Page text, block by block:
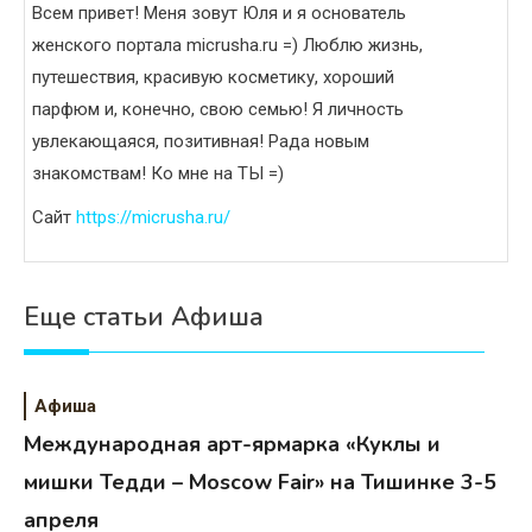
Всем привет! Меня зовут Юля и я основатель
женского портала micrusha.ru =) Люблю жизнь,
путешествия, красивую косметику, хороший
парфюм и, конечно, свою семью! Я личность
увлекающаяся, позитивная! Рада новым
знакомствам! Ко мне на ТЫ =)
Сайт https://micrusha.ru/
Еще статьи Афиша
Афиша
Международная арт-ярмарка «Куклы и
мишки Тедди – Moscow Fair» на Тишинке 3-5
апреля